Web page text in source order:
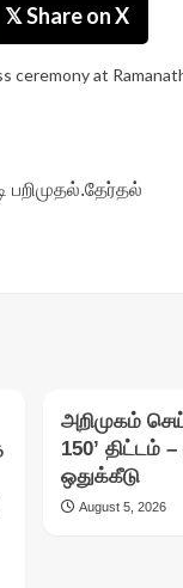
𝕏 Share on X
ceremony at
பறிமுதல்.தேர்தல்
அறிமுகம்
150’ திட்டம் –
ஒதுக்கீடு
August 5, 2026